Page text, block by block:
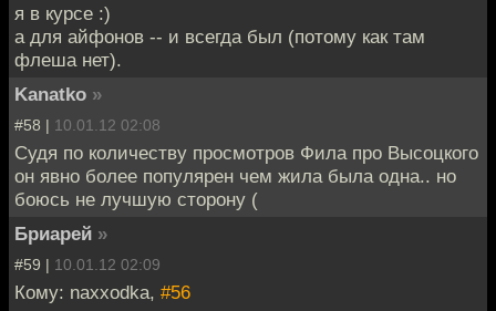
я в курсе :)
а для айфонов -- и всегда был (потому как там
флеша нет).
Kanatko »
#58 | 10.01.12 02:08
Судя по количеству просмотров Фила про Высоцкого
он явно более популярен чем жила была одна.. но
боюсь не лучшую сторону (
Бриарей »
#59 | 10.01.12 02:09
Кому: naxxodka, #56